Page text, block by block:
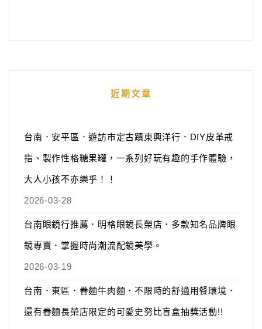
近期文章
台南．安平區．遊訪市定古蹟東興洋行．DIY皮革戒
指、製作性格糖果罐，一系列好玩有趣的手作體驗，
大人小孩不亦樂乎！！
2026-03-28
台南眼鏡行推薦．明格眼鏡長榮店．多款知名品牌眼
鏡專賣．掌握時尚潮流配鏡美學。
2026-03-19
台南．東區．眷麵牛肉麵．不限時的舒適用餐環境．
還有眷麵長榮店限定的可愛史努比盲盒抽獎活動!!